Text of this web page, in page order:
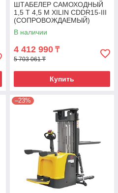
ШТАБЕЛЕР САМОХОДНЫЙ
1,5 Т 4,5 М XILIN CDDR15-III
(СОПРОВОЖДАЕМЫЙ)
В наличии
4 412 990 ₸
5 703 061 ₸
Купить
–23%